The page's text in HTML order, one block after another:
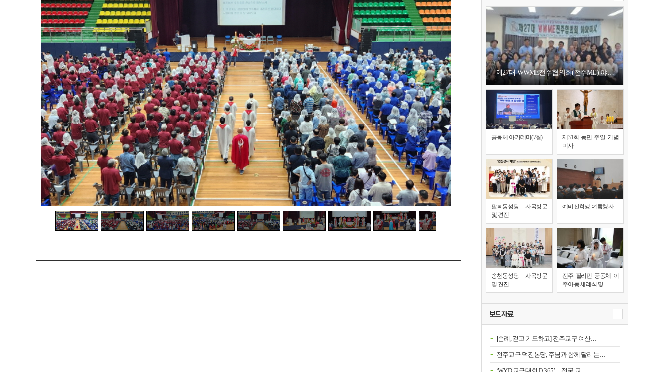
제27대 WWME전주협의회(전주ME) 야…
공동체 아카데미(7월)
제31회 농민 주일 기념
미사
팔복동성당 사목방문
및 견진
예비신학생 여름행사
송천동성당 사목방문
및 견진
전주 필리핀 공동체 이
주아동 세례식 및 …
보도자료
[순례, 걷고 기도하고] 전주교구 여산…
전주교구 덕진본당, 주님과 함께 달리는…
‘WYD 교구대회 D-365’…전국 교…